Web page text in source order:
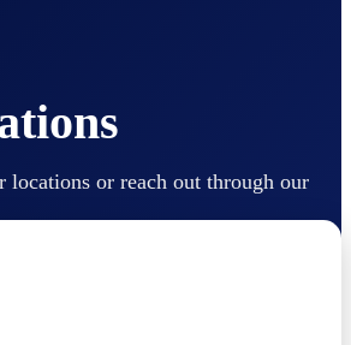
locations or reach out through our